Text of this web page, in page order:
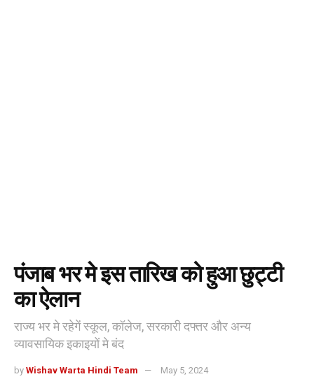
पंजाब भर मे इस तारिख को हुआ छुट्टी
का ऐलान
राज्य भर मे रहेगें स्कूल, कॉलेज, सरकारी दफ्तर और अन्य
व्यावसायिक इकाइयों मे बंद
by Wishav Warta Hindi Team May 5, 2024